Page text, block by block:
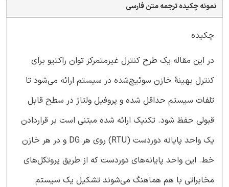
نمونه چکیده ترجمه متن فارسی
چکیده
در این مقاله یک طرح کنترل غیرمتمرکز توان راکتیو برای
کنترل بهینۀ خازن سوئیچ‌شده در سیستم ارائه می‌شود تا
تلفات سیستم حداقل شده و پروفیل ولتاژ در سطح قابل
قبولی حفظ شود. تکنیک ارائه شده مبتنی است بر قراردادن
یک واحد پایانه دوردست (RTU) روی هر DG و در هر خازن
خط. این واحد پایانه‌های دوردست که از طریق پروتکل‌های
مخابراتی با هم هماهنگ می‌شوند تشکیل یک سیستم